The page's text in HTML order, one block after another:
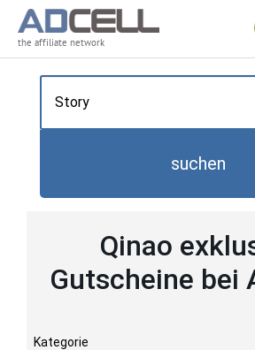
the affiliate network
suchen
Qinao
Gutscheine bei
Kategorie